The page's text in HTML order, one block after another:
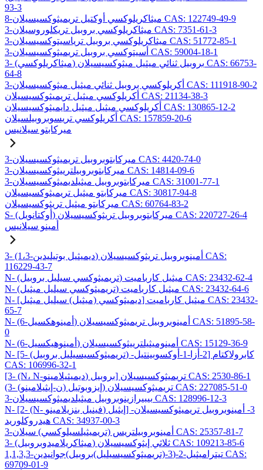
93-3
8-ميثاكريلوكسي أوكتيل تريميثوكسيسيلان CAS: 122749-49-9
3-ميثاكريلوكسي بروبيل تريكلوروسيلان CAS: 7351-61-3
3-ميثاكريلوكسي بروبيل ترياسيتوكسيسيلان CAS: 51772-85-1
3-أسيتوكسي بروبيل تريميثوكسيسيلان CAS: 59004-18-1
3- (ميثاكريلوكسي) بروبيل ثنائي ميثيل ميثوكسيسيلان CAS: 66753-
64-8
3-أكريلوكسي بروبيل ثنائي ميثيل ميثوكسيسيلان CAS: 111918-90-2
أكريلوكسي ميثيل تريميثوكسيسيلان CAS: 21134-38-3
أكريلوكسي ميثيل ميثيل دايميثوكسيسيلان CAS: 130865-12-2
أكريلوكسي تريسوبروبيلسيلان CAS: 157859-20-6
ميركابتو سيلانيس
3-ميركابتوبروبيل تريميثوكسيسيلان CAS: 4420-74-0
3-ميركابتوبروبيلترييثوكسيسيلان CAS: 14814-09-6
3-ميركابتوبروبيل ميثيلديميثوكسيسيلان CAS: 31001-77-1
ميركابتو ميثيل تريميثوكسيسيلان CAS: 30817-94-8
ميركابتو ميثيل تريثوكسيسيلان CAS: 60764-83-2
S- (أوكتانويل) ميركابتوبروبيل تريثوكسيسيلان CAS: 220727-26-4
أمينو سيلانيس
3- (1،3-ديميثيل بوتيليدين) أمينوبروبيل تريثوكسيسيلان CAS:
116229-43-7
N- (تريميثوكسي سيليل بروبيل) ميثيل كارباميت CAS: 23432-62-4
N- (تريميثوكسي سيليل ميثيل) ميثيل كارباميت CAS: 23432-64-6
N- [ديميثوكسي (ميثيل) سيليل ميثيل] ميثيل كارباميت CAS: 23432-
65-7
N- (6-أمينوهكسيل) أمينوبروبيل تريميثوكسيسيلان CAS: 51895-58-
0
N- (6-أمينوهيكسيل) أمينوميثيلترييثوكسيسيلان CAS: 15129-36-9
N- [5- (تريميثوكسيسيليل بروبيل) -2-أزا-1-أوكسوبينتيل] كابرولاكتام
CAS: 106996-32-1
[3- (N، N-ديميثيلامينو) بروبيل] تريميثوكسيسيلان CAS: 2530-86-1
(3- (ن-إيثيلامينو) إيزوبوتيل) تريميثوكسيسيلان CAS: 227085-51-0
3-بيبيرازينوبروبيل ميثيلديميثوكسيسيلان CAS: 128996-12-3
N- [2- (N- فينيل بنزيلامينو) إيثيل] -3- أمينوبروبيل تريميثوكسيسيلان
هيدروكلوريد CAS: 34937-00-3
3-أمينوبروبيلتريس (تريميثيلسيلوكسي) سيلان CAS: 25357-81-7
3- (ميثاكريلاميدوبروبيل) ثلاثي إيثوكسيسيلان CAS: 109213-85-6
1,1,3,3-تيتراميثيل-2-(3-(تريميثوكسيسيليل)بروبيل)جوانيدين CAS:
69709-01-9